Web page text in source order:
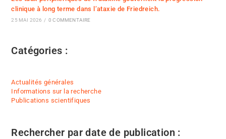
clinique à long terme dans l’ataxie de Friedreich.
25 MAI 2026 / 0 COMMENTAIRE
Catégories :
Actualités générales
Informations sur la recherche
Publications scientifiques
Rechercher par date de publication :